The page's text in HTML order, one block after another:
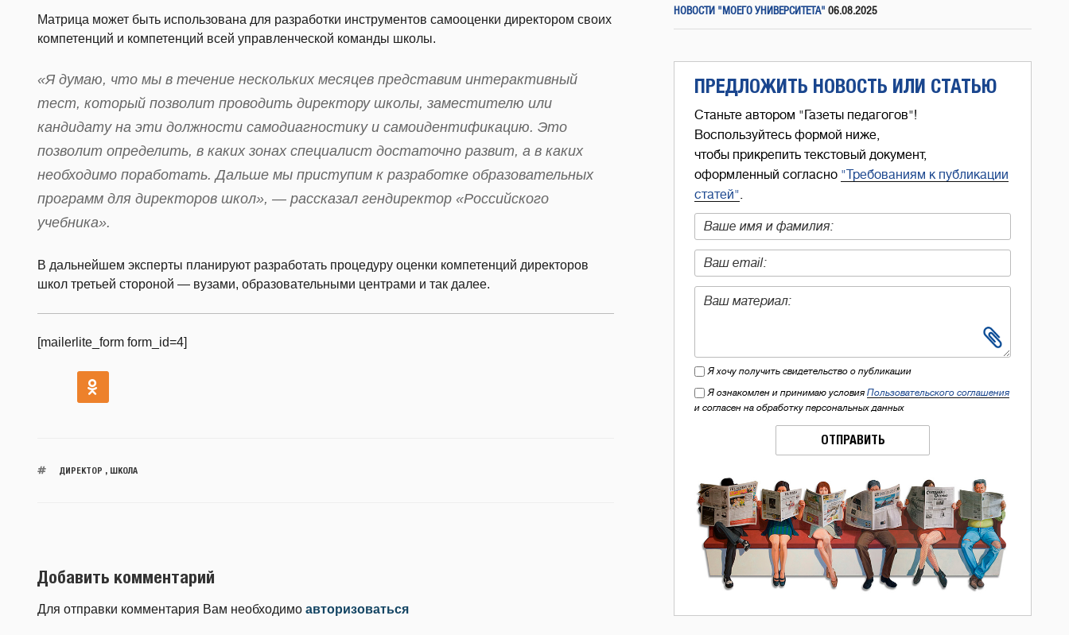
Матрица может быть использована для разработки инструментов самооценки директором своих
компетенций и компетенций всей управленческой команды школы.
«Я думаю, что мы в течение нескольких месяцев представим интерактивный
тест, который позволит проводить директору школы, заместителю или
кандидату на эти должности самодиагностику и самоидентификацию. Это
позволит определить, в каких зонах специалист достаточно развит, а в каких
необходимо поработать. Дальше мы приступим к разработке образовательных
программ для директоров школ», — рассказал гендиректор «Российского
учебника».
В дальнейшем эксперты планируют разработать процедуру оценки компетенций директоров
школ третьей стороной — вузами, образовательными центрами и так далее.
[mailerlite_form form_id=4]
ДИРЕКТОР ШКОЛА
Добавить комментарий
Для отправки комментария Вам необходимо авторизоваться
НОВОСТИ "МОЕГО УНИВЕРСИТЕТА" 06.08.2025
ПРЕДЛОЖИТЬ НОВОСТЬ ИЛИ СТАТЬЮ
Станьте автором "Газеты педагогов"!
Воспользуйтесь формой ниже,
чтобы прикрепить текстовый документ,
оформленный согласно "Требованиям к публикации
статей".
Я хочу получить свидетельство о публикации
Я ознакомлен и принимаю условия Пользовательского соглашения
и согласен на обработку персональных данных
ОТПРАВИТЬ